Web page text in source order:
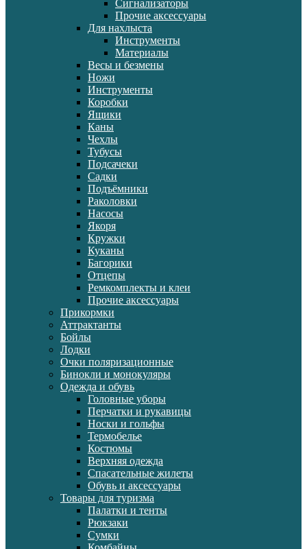
Сигнализаторы
Прочие аксессуары
Для нахлыста
Инструменты
Материалы
Весы и безмены
Ножи
Инструменты
Коробки
Ящики
Каны
Чехлы
Тубусы
Подсачеки
Садки
Подъёмники
Раколовки
Насосы
Якоря
Кружки
Куканы
Багорики
Отцепы
Ремкомплекты и клеи
Прочие аксессуары
Прикормки
Аттрактанты
Бойлы
Лодки
Очки поляризационные
Бинокли и монокуляры
Одежда и обувь
Головные уборы
Перчатки и рукавицы
Носки и гольфы
Термобелье
Костюмы
Верхняя одежда
Спасательные жилеты
Обувь и аксессуары
Товары для туризма
Палатки и тенты
Рюкзаки
Сумки